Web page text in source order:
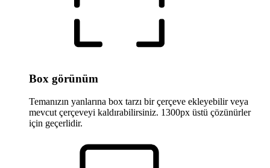
Box görünüm
Temanızın yanlarına box tarzı bir çerçeve ekleyebilir veya
mevcut çerçeveyi kaldırabilirsiniz. 1300px üstü çözünürler
için geçerlidir.